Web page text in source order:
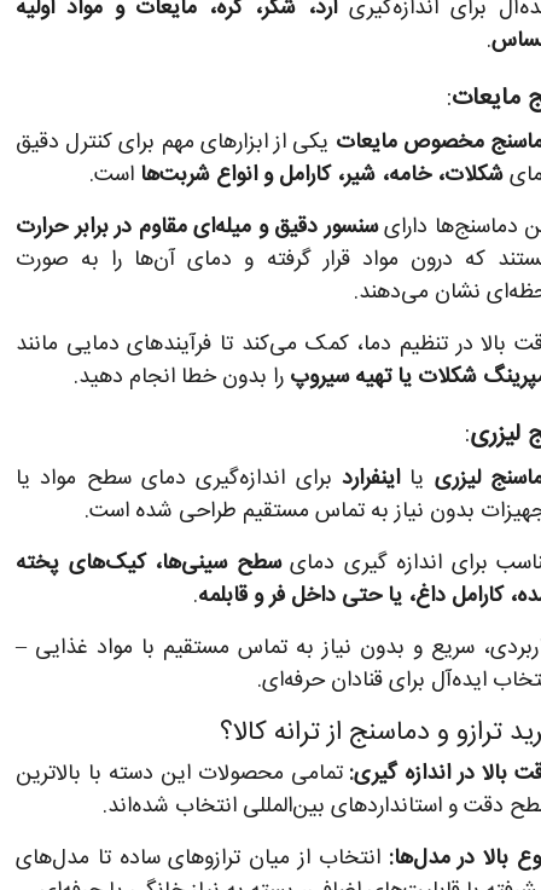
برای اندازه‌گیریآرد، شکر، کره، مایعات و مواد اولیه
.
مایعات:
مخصوص مایعات یکی از ابزارهای مهم برای کنترل دقیق
شکلات، خامه، شیر، کارامل و انواع شربت‌ها است.
دماسنج‌ها دارایسنسور دقیق و میله‌ای مقاوم در برابر حرارت
که درون مواد قرار گرفته و دمای آن‌ها را به صورت
نشان می‌دهند.
بالا در تنظیم دما، کمک می‌کند تا فرآیندهای دمایی مانند
شکلات یا تهیه سیروپ را بدون خطا انجام دهید.
لیزری:
لیزری یااینفرارد برای اندازه‌گیری دمای سطح مواد یا
بدون نیاز به تماس مستقیم طراحی شده است.
برای اندازه‌ گیری دمایسطح سینی‌ها، کیک‌های پخته
کارامل داغ، یا حتی داخل فر و قابلمه.
سریع و بدون نیاز به تماس مستقیم با مواد غذایی –
ایده‌آل برای قنادان حرفه‌ای.
ترازو و دماسنج از ترانه کالا؟
بالا در اندازه‌ گیری: تمامی محصولات این دسته با بالاترین
دقت و استانداردهای بین‌المللی انتخاب شده‌اند.
بالا در مدل‌ها: انتخاب از میان ترازوهای ساده تا مدل‌های